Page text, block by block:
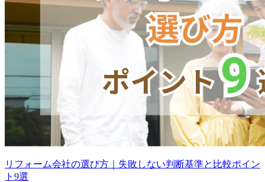
リフォーム会社の選び方｜失敗しない判断基準と比較ポイン
ト9選